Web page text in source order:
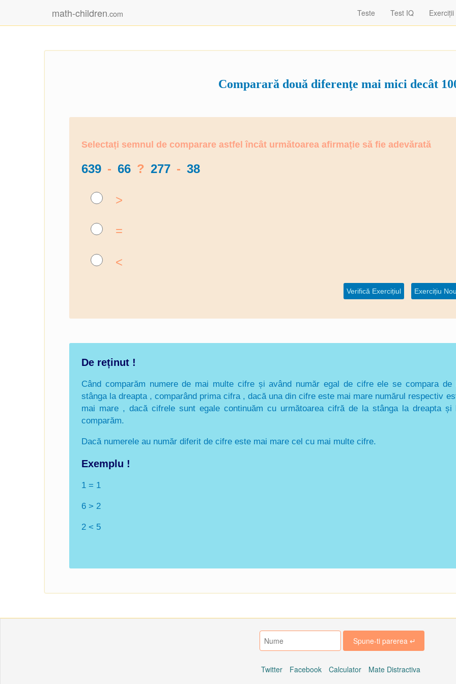
math-children.com Teste Test IQ Exerciții
Comparară două diferenţe mai mici decât
Selectați semnul de comparare astfel încât următoarea afirmație să fie adevărată
639 - 66 ? 277 - 38
>
=
<
Verifică Exercițiul
De reținut !
Când comparăm numere de mai multe cifre și având număr egal de cifre ele se compara de
stânga la dreapta , comparând prima cifra , dacă una din cifre este mai mare numărul respectiv
mai mare , dacă cifrele sunt egale continuăm cu următoarea cifră de la stânga la dreapta și
comparăm.
Dacă numerele au număr diferit de cifre este mai mare cel cu mai multe cifre.
Exemplu !
1 = 1
6 > 2
2 < 5
Twitter Facebook Calculator Mate Distractiva